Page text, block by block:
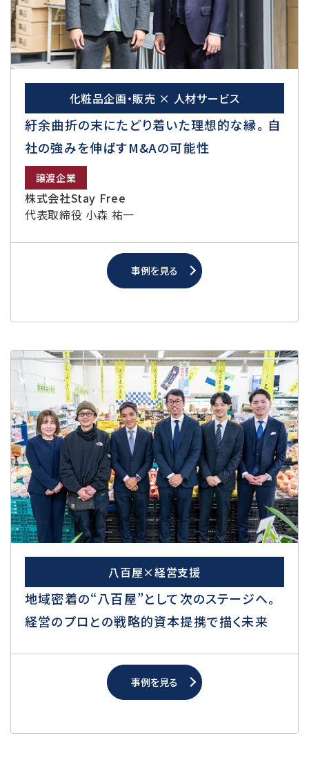
化粧品企画・販売 × 人材サービス
紆余曲折の末にたどり着いた理想的な縁。 自
社の強みを伸ばすM&Aの可能性
譲渡企業
株式会社Stay Free
代表取締役 小森 祐一
事例を見る
八百屋×経営支援
地域密着の“八百屋”として次のステージへ。
経営のプロとの戦略的資本提携で描く未来
事例を見る